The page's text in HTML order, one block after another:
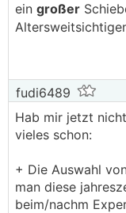
ein großer
fudi6489
Hab mir jetzt
vieles schon:
+ Die Auswahl
man diese
beim/nachm